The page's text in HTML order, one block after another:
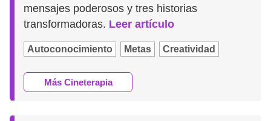
mensajes poderosos y tres historias
transformadoras. Leer artículo
Autoconocimiento Metas Creatividad
Más Cineterapia